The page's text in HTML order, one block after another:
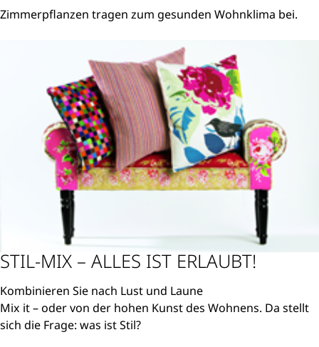
Zimmerpflanzen tragen zum gesunden Wohnklima bei.
STIL-MIX – ALLES IST ERLAUBT!
Kombinieren Sie nach Lust und Laune
Mix it – oder von der hohen Kunst des Wohnens. Da stellt
sich die Frage: was ist Stil?